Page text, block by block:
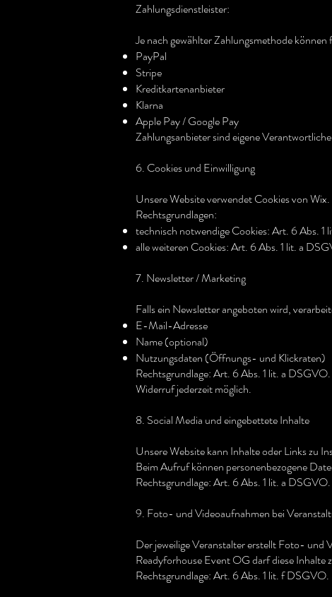
Zahlungsdienstleister:
Je nach gewählter Zahlungsmethode
PayPal
Stripe
Kreditkartenanbieter
Klarna
Apple Pay / Google Pay
Zahlungsanbieter sind eigene
6. Cookies und Einwilligung
Unsere Website verwendet Cookies von
Rechtsgrundlagen:
technisch notwendige Cookies: Art. 6 Abs.
alle weiteren Cookies: Art. 6 Abs. 1 lit. a
7. Newsletter / Marketing
Falls ein Newsletter angeboten wird,
E-Mail-Adresse
Name (optional)
Nutzungsdaten (Öffnungs- und Klickraten)
Rechtsgrundlage: Art. 6 Abs. 1 lit. a DSGVO.
Widerruf jederzeit möglich.
8. Social Media und eingebettete Inhalte
Unsere Website kann Inhalte oder Links zu
Beim Aufruf können personenbezogene
Rechtsgrundlage: Art. 6 Abs. 1 lit. a DSGVO.
9. Foto- und Videoaufnahmen bei
Der jeweilige Veranstalter erstellt Foto- und
Readyforhouse Event OG darf diese Inhalte
Rechtsgrundlage: Art. 6 Abs. 1 lit. f DSGVO.